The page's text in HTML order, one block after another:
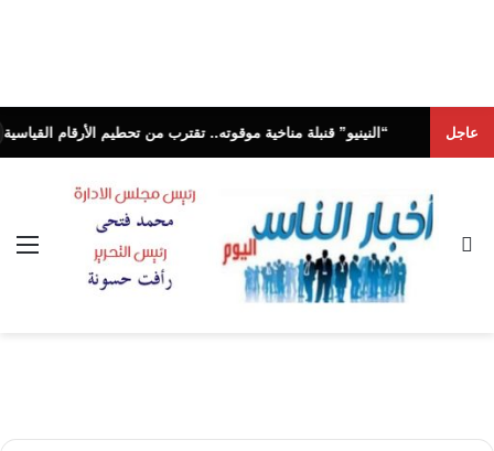
عاجل “النينيو” قنبلة مناخية موقوته.. تقترب من تحطيم الأرقام القياسية أخبار
بحث عن